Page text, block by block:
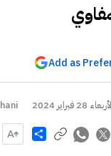
Add as
28 فبراير 2024 hani
Share